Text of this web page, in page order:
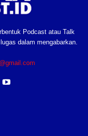
Podcast atau Talk
dalam mengabarkan.